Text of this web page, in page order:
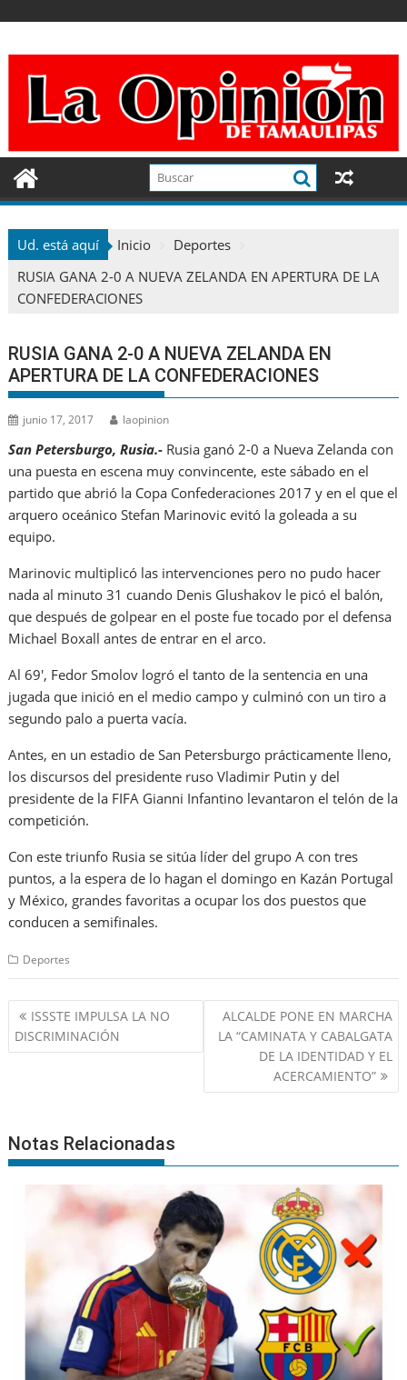
contenido
Ud. está aquí Inicio
Deportes
RUSIA GANA 2-0 A NUEVA ZELANDA EN APERTURA DE LA
CONFEDERACIONES
RUSIA GANA 2-0 A NUEVA ZELANDA EN
APERTURA DE LA CONFEDERACIONES
junio 17, 2017 laopinion
San Petersburgo, Rusia.- Rusia ganó 2-0 a Nueva Zelanda con
una puesta en escena muy convincente, este sábado en el
partido que abrió la Copa Confederaciones 2017 y en el que el
arquero oceánico Stefan Marinovic evitó la goleada a su
equipo.
Marinovic multiplicó las intervenciones pero no pudo hacer
nada al minuto 31 cuando Denis Glushakov le picó el balón,
que después de golpear en el poste fue tocado por el defensa
Michael Boxall antes de entrar en el arco.
Al 69′, Fedor Smolov logró el tanto de la sentencia en una
jugada que inició en el medio campo y culminó con un tiro a
segundo palo a puerta vacía.
Antes, en un estadio de San Petersburgo prácticamente lleno,
los discursos del presidente ruso Vladimir Putin y del
presidente de la FIFA Gianni Infantino levantaron el telón de la
competición.
Con este triunfo Rusia se sitúa líder del grupo A con tres
puntos, a la espera de lo hagan el domingo en Kazán Portugal
y México, grandes favoritas a ocupar los dos puestos que
conducen a semifinales.
Deportes
Navegación
de
entradas
ISSSTE IMPULSA LA NO
DISCRIMINACIÓN
ALCALDE PONE EN MARCHA
LA “CAMINATA Y CABALGATA
DE LA IDENTIDAD Y EL
ACERCAMIENTO”
Notas Relacionadas